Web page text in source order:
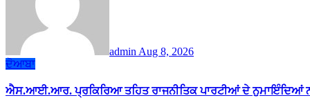
admin Aug 8, 2026
ਦੋਆਬਾ
ਐਸ.ਆਈ.ਆਰ. ਪ੍ਰਕਿਰਿਆ ਤਹਿਤ ਰਾਜਨੀਤਿਕ ਪਾਰਟੀਆਂ ਦੇ ਨੁਮਾਇੰਦਿਆਂ